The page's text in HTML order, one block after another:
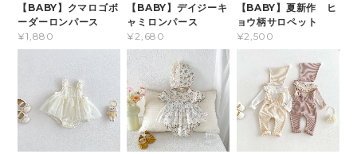
【BABY】クマロゴボ
ーダーロンパース
¥1,880
【BABY】デイジーキ
ャミロンパース
¥2,680
【BABY】夏新作 ヒ
ョウ柄サロペット
¥2,500